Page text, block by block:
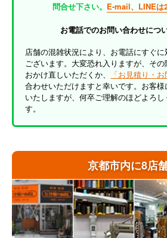
京都市内に8店
問合せ下さい。 E-mail、LINEは
お電話でのお問い合わせにつ
店舗の混雑状況により、お電話にすぐ
ございます。大変恐れ入りますが、そ
おかけ直しいただくか、
「お見積り・お
合わせいただけますと幸いです。お客
いたしますが、何卒ご理解のほどよろ
す。